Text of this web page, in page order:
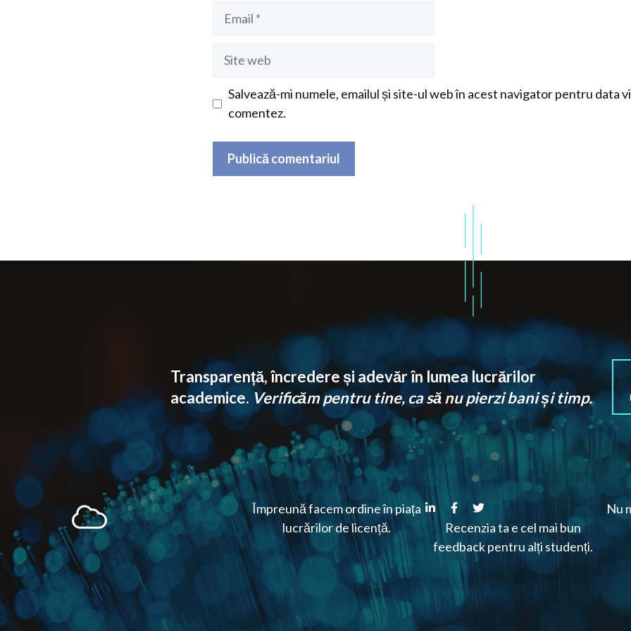
Salvează-mi numele, emailul și site-ul web în acest navigator pentru data
comentez.
Transparență, încredere și adevăr în lumea lucrărilor
academice. Verificăm pentru tine, ca să nu pierzi bani și timp.
Împreună facem ordine în piața
lucrărilor de licență.
Recenzia ta e cel mai bun
feedback pentru alți studenți.
Nu